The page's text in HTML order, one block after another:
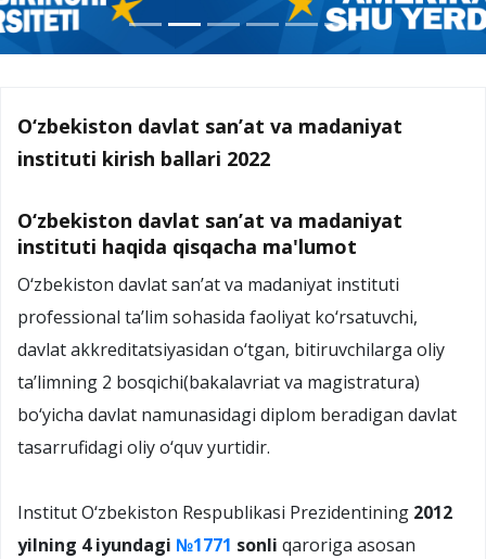
O‘zbekiston davlat san’at va madaniyat
instituti kirish ballari 2022
O‘zbekiston davlat san’at va madaniyat
instituti haqida qisqacha ma'lumot
О‘zbekiston davlat san’at va madaniyat instituti
professional ta’lim sohasida faoliyat kо‘rsatuvchi,
davlat akkreditatsiyasidan о‘tgan, bitiruvchilarga oliy
ta’limning 2 bosqichi(bakalavriat va magistratura)
bо‘yicha davlat namunasidagi diplom beradigan davlat
tasarrufidagi oliy о‘quv yurtidir.
Institut О‘zbekiston Respublikasi Prezidentining 2012
yilning 4 iyundagi №1771 sonli qaroriga asosan